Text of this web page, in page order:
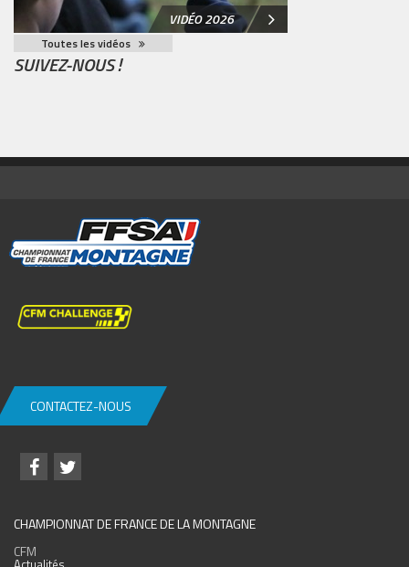
VIDÉO 2026
Toutes les vidéos
SUIVEZ-NOUS !
CONTACTEZ-NOUS
CHAMPIONNAT DE FRANCE DE LA MONTAGNE
CFM